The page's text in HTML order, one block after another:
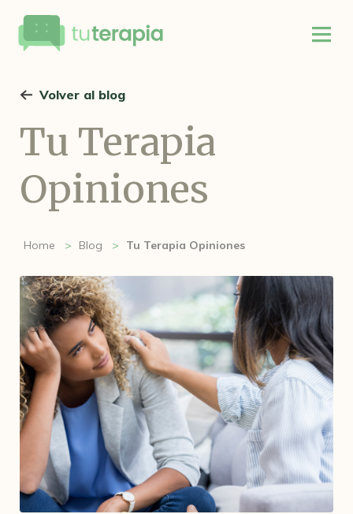
Volver al blog
Tu Terapia
Opiniones
Home Blog Tu Terapia Opiniones